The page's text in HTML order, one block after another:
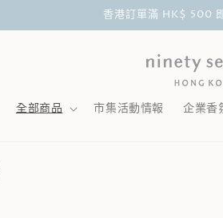
香港訂單滿 HK$ 500
全部商品 市集活動情報 企業香